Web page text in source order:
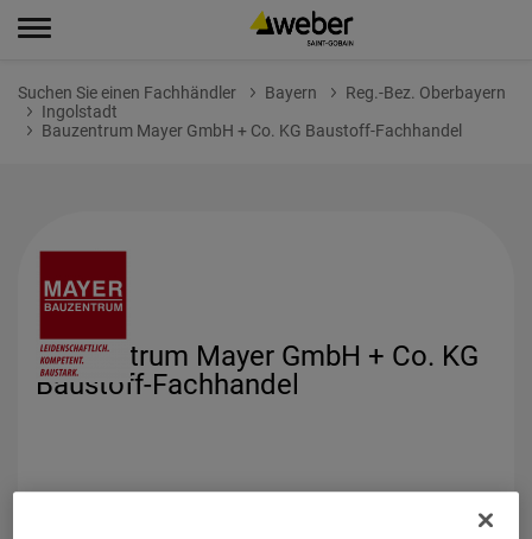
Suchen Sie einen Fachhändler Bayern
Reg.-Bez. Oberbayern
Ingolstadt
Bauzentrum Mayer GmbH + Co. KG Baustoff-Fachhandel
Bauzentrum Mayer GmbH + Co. KG
Baustoff-Fachhandel